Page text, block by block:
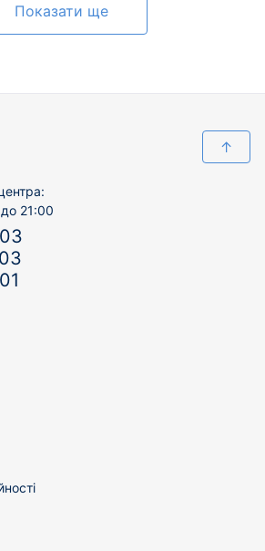
Показати ще
↑
21:00